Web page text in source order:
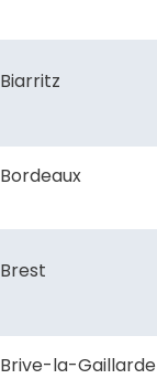
Biarritz
Bordeaux
Brest
Brive-la-Gaillarde